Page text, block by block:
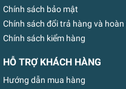
Chính sách bảo mật
Chính sách đổi trả hàng và hoàn
Chính sách kiểm hàng
HỖ TRỢ KHÁCH HÀNG
Hướng dẫn mua hàng